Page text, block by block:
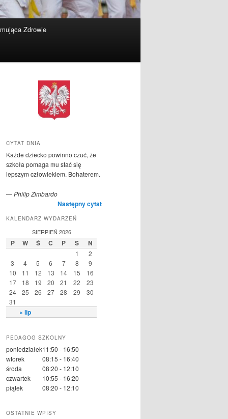
Zdrowie
CYTAT DNIA
Każde dziecko powinno czuć, że
szkoła pomaga mu stać się
lepszym człowiekiem. Bohaterem.
—Philip Zimbardo
Następny cytat
KALENDARZ WYDARZEŃ
SIERPIEŃ 2026
P W Ś C P S N
« lip
1
2
3
4 5 6 7 8
9
10
11 12 13 14 15
16
17
18 19 20 21 22
23
24
25 26 27 28 29
30
31
PEDAGOG SZKOLNY
poniedziałek11:50 - 16:50
wtorek
08:15 - 16:40
środa
08:20 - 12:10
czwartek
10:55 - 16:20
piątek
08:20 - 12:10
OSTATNIE WPISY